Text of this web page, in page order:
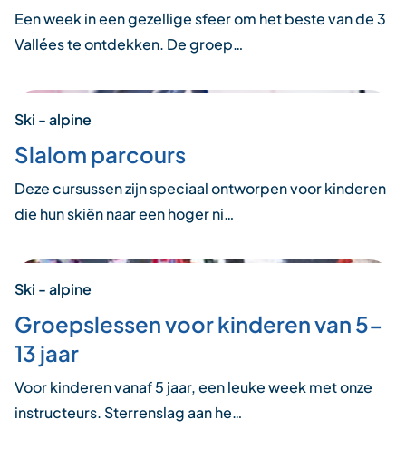
Een week in een gezellige sfeer om het beste van de 3
Vallées te ontdekken. De groep…
Ski - alpine
Slalom parcours
Deze cursussen zijn speciaal ontworpen voor kinderen
die hun skiën naar een hoger ni…
Ski - alpine
Groepslessen voor kinderen van 5-
13 jaar
Voor kinderen vanaf 5 jaar, een leuke week met onze
instructeurs. Sterrenslag aan he…